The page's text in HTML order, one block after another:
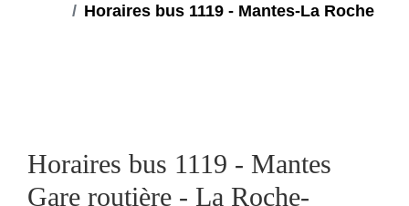
Horaires bus 1119 - Mantes-La Roche
Horaires bus 1119 - Mantes
Gare routière - La Roche-